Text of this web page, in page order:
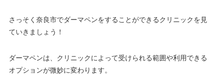
さっそく奈良市でダーマペンをすることができるクリニックを見
ていきましょう！
ダーマペンは、クリニックによって受けられる範囲や利用できる
オプションが微妙に変わります。